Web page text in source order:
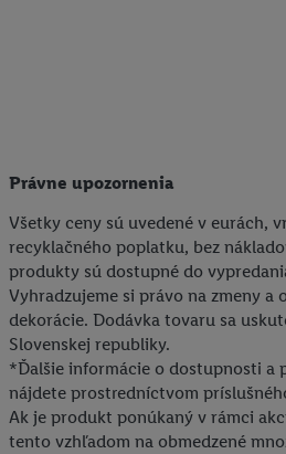
Právne upozornenia
Všetky ceny sú uvedené v eurách,
recyklačného poplatku, bez
produkty sú dostupné do
Vyhradzujeme si právo na zmeny a
dekorácie. Dodávka tovaru sa
Slovenskej republiky.
*Ďalšie informácie o dostupnosti a
nájdete prostredníctvom
Ak je produkt ponúkaný v rámci
tento vzhľadom na obmedzené
rôznych zariadeniach a v rôznych
používanie viacerých služieb
hashovanej e-mailovej adresy a
identifikátorov/identifikátorov, ktoré
dispozícii.
V časti "
Prispôsobiť
" môžete povoliť
ďalšie informácie o podmienkach
údajov.
Kliknutím na možnosť "Odmietnuť "
používanie potrebných technológií.